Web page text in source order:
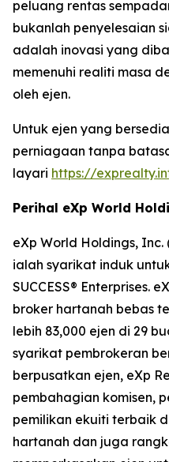
peluang rentas
bukanlah penyelesaian
adalah inovasi yang
memenuhi realiti masa
oleh ejen.
Untuk ejen yang
perniagaan tanpa
layari https://
Perihal eXp World
eXp World Holdings,
ialah syarikat induk
SUCCESS® Enterprises.
broker hartanah bebas
lebih 83,000 ejen di 29
syarikat pembrokeran
berpusatkan ejen, eXp
pembahagian komisen,
pemilikan ekuiti terbaik
hartanah dan juga